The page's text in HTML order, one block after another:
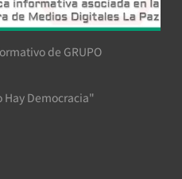
de GRUPO
Hay Democracia"